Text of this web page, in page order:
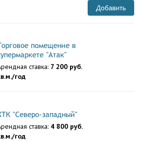
Добавить
помещение в
"Атак"
ставка: 7 200 руб.
год
"Северо-западный"
ставка: 4 800 руб.
год